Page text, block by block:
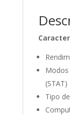
Modos
(STAT)
Tipo